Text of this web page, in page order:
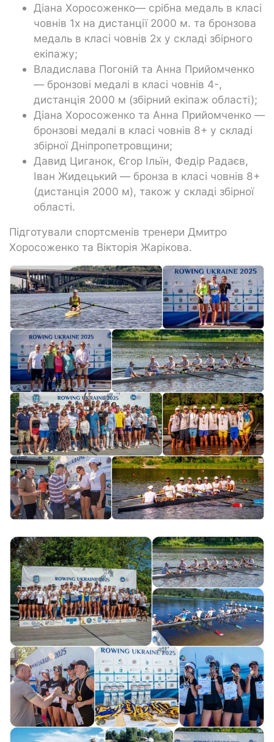
Діана Хоросоженко— срібна медаль в класі
човнів 1х на дистанції 2000 м. та бронзова
медаль в класі човнів 2х у складі збірного
екіпажу;
Владислава Погоній та Анна Прийомченко
— бронзові медалі в класі човнів 4-,
дистанція 2000 м (збірний екіпаж області);
Діана Хоросоженко та Анна Прийомченко —
бронзові медалі в класі човнів 8+ у складі
збірної Дніпропетровщини;
Давид Циганок, Єгор Ільїн, Федір Радаєв,
Іван Жидецький — бронза в класі човнів 8+
(дистанція 2000 м), також у складі збірної
області.
Підготували спортсменів тренери Дмитро
Хоросоженко та Вікторія Жарікова.